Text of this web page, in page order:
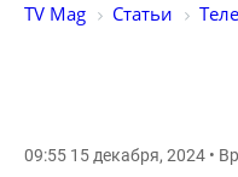
TV Mag Статьи
09:55 15 декабря, 2024 •